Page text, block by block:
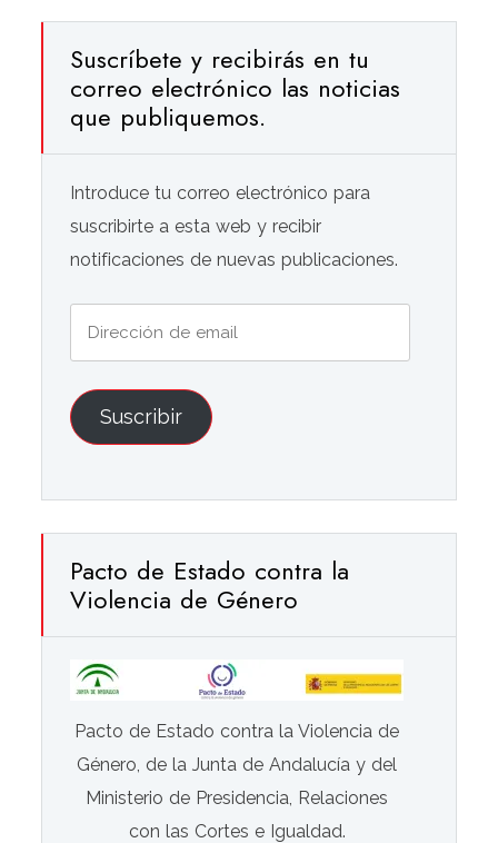
Suscríbete y recibirás en tu
correo electrónico las noticias
que publiquemos.
Introduce tu correo electrónico para
suscribirte a esta web y recibir
notificaciones de nuevas publicaciones.
email
Suscribir
Pacto de Estado contra la
Violencia de Género
Pacto de Estado contra la Violencia de
Género, de la Junta de Andalucía y del
Ministerio de Presidencia, Relaciones
con las Cortes e Igualdad.